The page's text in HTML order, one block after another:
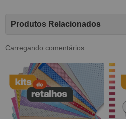
Produtos Relacionados
Carregando comentários ...